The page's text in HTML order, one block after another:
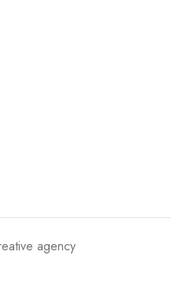
agency